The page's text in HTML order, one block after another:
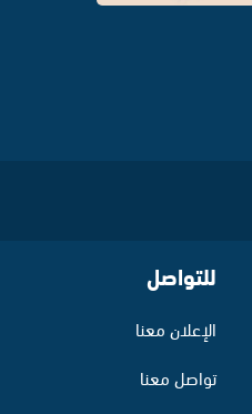
للتواصل
الإعلان معنا
تواصل معنا